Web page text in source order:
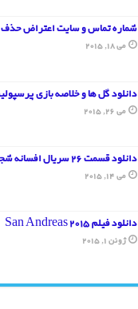
شماره تماس و سایت اعتراض حذف
می 18, 2015
دانلود گل ها و خلاصه بازی
می 26, 2015
دانلود قسمت 26 سریال افسانه شجاعان
می 14, 2015
دانلود فیلم San Andreas 2015
ژوئن 1, 2015